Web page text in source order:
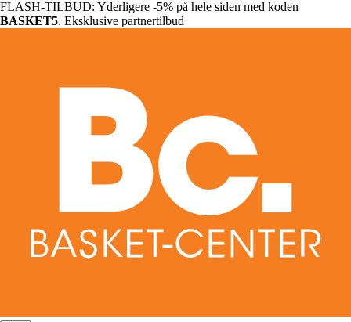
FLASH-TILBUD: Yderligere -5% på hele siden med koden
BASKET5. Eksklusive partnertilbud